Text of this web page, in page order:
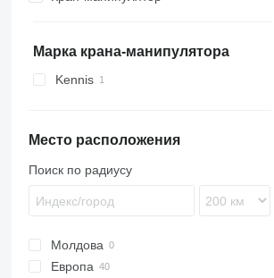
SKI
Марка крана-манипулятора
Kennis
Место расположения
Поиск по радиусу
Молдова
Европа